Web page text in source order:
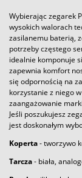
Wybierając zegarek
wysokich walorach
zasilanemu baterią,
potrzeby częstego
idealnie komponuje
zapewnia komfort
się odpornością na
korzystanie z niego
zaangażowanie
Jeśli poszukujesz
jest doskonałym
Koperta- tworzywo
Tarcza- biała,